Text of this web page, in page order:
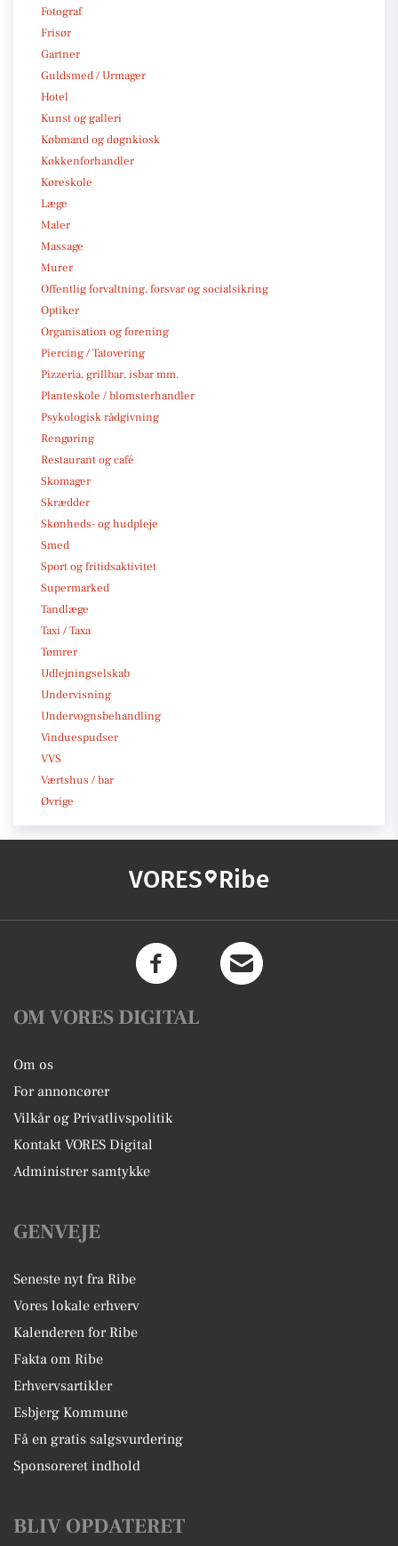
Fotograf
Frisør
Gartner
Guldsmed / Urmager
Hotel
Kunst og galleri
Købmand og døgnkiosk
Køkkenforhandler
Køreskole
Læge
Maler
Massage
Murer
Offentlig forvaltning, forsvar og socialsikring
Optiker
Organisation og forening
Piercing / Tatovering
Pizzeria, grillbar, isbar mm.
Planteskole / blomsterhandler
Psykologisk rådgivning
Rengøring
Restaurant og café
Skomager
Skrædder
Skønheds- og hudpleje
Smed
Sport og fritidsaktivitet
Supermarked
Tandlæge
Taxi / Taxa
Tømrer
Udlejningselskab
Undervisning
Undervognsbehandling
Vinduespudser
VVS
Værtshus / bar
Øvrige
VORES Ribe
OM VORES DIGITAL
Om os
For annoncører
Vilkår og Privatlivspolitik
Kontakt VORES Digital
Administrer samtykke
GENVEJE
Seneste nyt fra Ribe
Vores lokale erhverv
Kalenderen for Ribe
Fakta om Ribe
Erhvervsartikler
Esbjerg Kommune
Få en gratis salgsvurdering
Sponsoreret indhold
BLIV OPDATERET